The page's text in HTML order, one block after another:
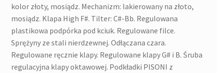
kolor złoty, mosiądz. Mechanizm: lakierowany na złoto,
mosiądz. Klapa High F#. Tilter: C#-Bb. Regulowana
plastikowa podpórka pod kciuk. Regulowane filce.
Sprężyny ze stali nierdzewnej. Odłączana czara.
Regulowane ręcznie klapy. Regulowane klapy G# i B. Śruba
regulacyjna klapy oktawowej. Podkładki PISONI z